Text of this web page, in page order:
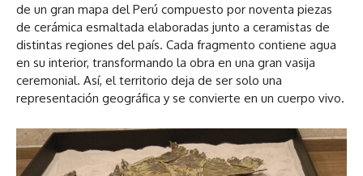
de un gran mapa del Perú compuesto por noventa piezas
de cerámica esmaltada elaboradas junto a ceramistas de
distintas regiones del país. Cada fragmento contiene agua
en su interior, transformando la obra en una gran vasija
ceremonial. Así, el territorio deja de ser solo una
representación geográfica y se convierte en un cuerpo vivo.